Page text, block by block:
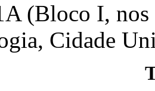
(Bloco I,
Cidade